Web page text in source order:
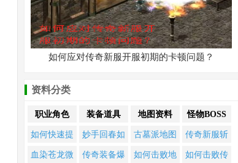
如何应对传奇新服开服初期的卡顿问题？
资料分类
职业角色
如何快速提
升佛本是道
血染苍龙微
装备道具
妙手回春如
何让所有怪
传奇装备爆
地图资料
古墓派地图
奇幻攻略：
如何击败地
怪物BOSS
传奇新服斩
龙攻略？如
如何击败传